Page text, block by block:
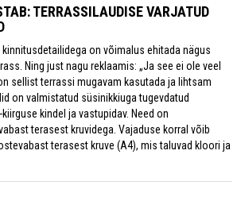
TERRASSILAUDISE VARJATUD
on võimalus ehitada nägus
Ning just nagu reklaamis: „Ja see ei ole veel
sellist terrassi mugavam kasutada ja lihtsam
on valmistatud süsinikkiuga tugevdatud
kindel ja vastupidav. Need on
terasest kruvidega. Vajaduse korral võib
terasest kruve (A4), mis taluvad kloori ja